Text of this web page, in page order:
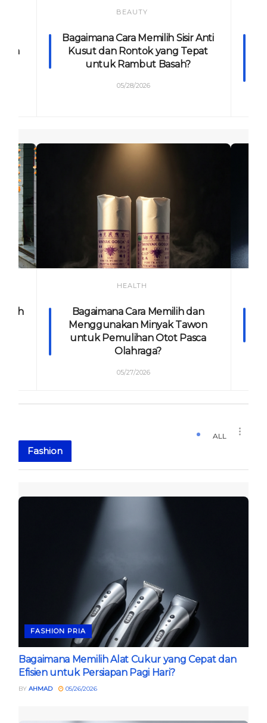
BEAUTY
Bagaimana Cara Memilih Sisir Anti
Kusut dan Rontok yang Tepat
untuk Rambut Basah?
05/28/2026
HEALTH
Bagaimana Cara Memilih dan
Menggunakan Minyak Tawon
untuk Pemulihan Otot Pasca
Olahraga?
05/27/2026
Fashion
ALL
FASHION PRIA
Bagaimana Memilih Alat Cukur yang Cepat dan
Efisien untuk Persiapan Pagi Hari?
BY AHMAD 05/26/2026